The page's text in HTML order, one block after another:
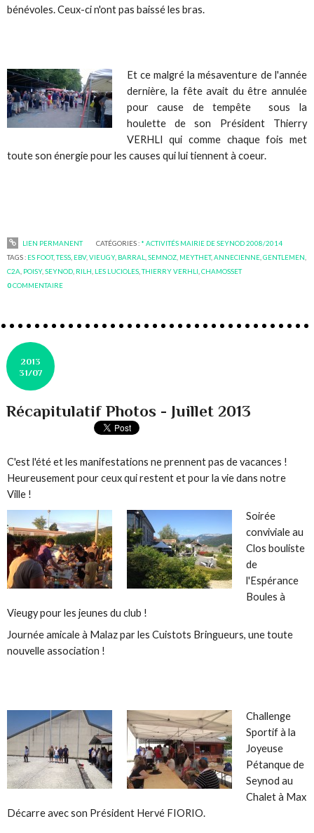
bénévoles. Ceux-ci n'ont pas baissé les bras.
Et ce malgré la mésaventure de l'année
dernière, la fête avait du être annulée
pour cause de tempête sous la
houlette de son Président Thierry
VERHLI qui comme chaque fois met
toute son énergie pour les causes qui lui tiennent à coeur.
LIEN PERMANENT CATÉGORIES : * ACTIVITÉS MAIRIE DE SEYNOD 2008/2014
TAGS : ES FOOT,TESS EBV,VIEUGY, BARRAL ,SEMNOZ MEYTHET,ANNECIENNE ,GENTLEMEN
C2A POISY,SEYNOD RILH LES LUCIOLES ,THIERRY VERHLI ,CHAMOSSET
0COMMENTAIRE
2013
31/07
Récapitulatif Photos - Juillet 2013
C'est l'été et les manifestations ne prennent pas de vacances !
Heureusement pour ceux qui restent et pour la vie dans notre
Ville !
Soirée
conviviale au
Clos bouliste
de
l'Espérance
Boules à
Vieugy pour les jeunes du club !
Journée amicale à Malaz par les Cuistots Bringueurs, une toute
nouvelle association !
Challenge
Sportif à la
Joyeuse
Pétanque de
Seynod au
Chalet à Max
Décarre avec son Président Hervé FIORIO.